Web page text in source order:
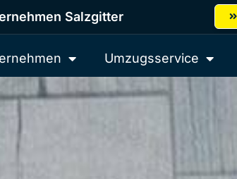
Salzgitter
Umzugsservice